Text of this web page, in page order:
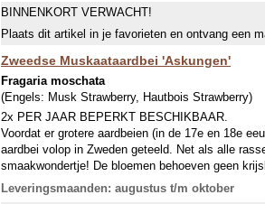
BINNENKORT VERWACHT!
Plaats dit artikel in je favorieten en ontvang een
Zweedse Muskaataardbei 'Askungen'
Fragaria moschata
(Engels: Musk Strawberry, Hautbois Strawberry)
2x PER JAAR BEPERKT BESCHIKBAAR.
Voordat er grotere aardbeien (in de 17e en 18e
aardbei volop in Zweden geteeld. Net als alle
smaakwondertje! De bloemen behoeven geen
ontstaan zijn werkelijk kostelijk.
Leveringsmaanden: augustus t/m oktober